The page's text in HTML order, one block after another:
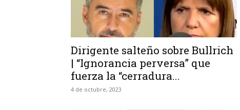
Dirigente salteño sobre Bullrich
| “Ignorancia perversa” que
fuerza la “cerradura...
4 de octubre, 2023